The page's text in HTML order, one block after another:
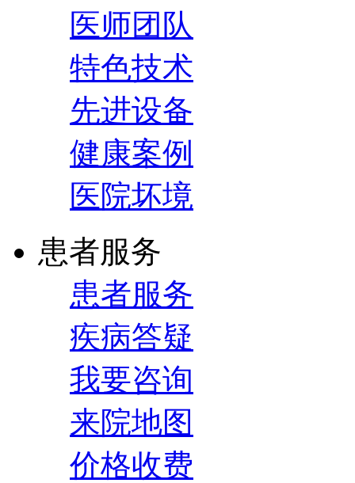
医师团队
特色技术
先进设备
健康案例
医院坏境
患者服务
患者服务
疾病答疑
我要咨询
来院地图
价格收费